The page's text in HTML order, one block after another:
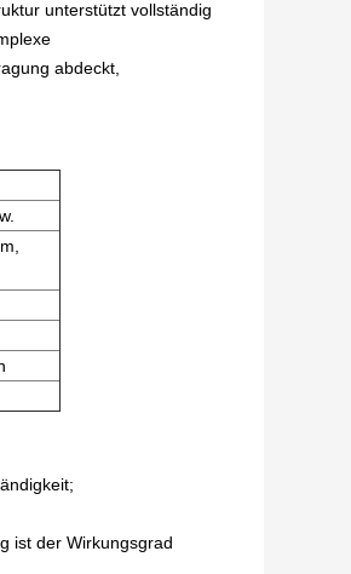
unterstützt vollständig
abdeckt,
ist der Wirkungsgrad